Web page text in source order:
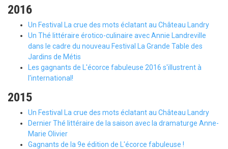
2016
Un Festival La crue des mots éclatant au Château Landry
Un Thé littéraire érotico-culinaire avec Annie Landreville
dans le cadre du nouveau Festival La Grande Table des
Jardins de Métis
Les gagnants de L'écorce fabuleuse 2016 s'illustrent à
l'international!
2015
Un Festival La crue des mots éclatant au Château Landry
Dernier Thé littéraire de la saison avec la dramaturge Anne-
Marie Olivier
Gagnants de la 9e édition de L'écorce fabuleuse !